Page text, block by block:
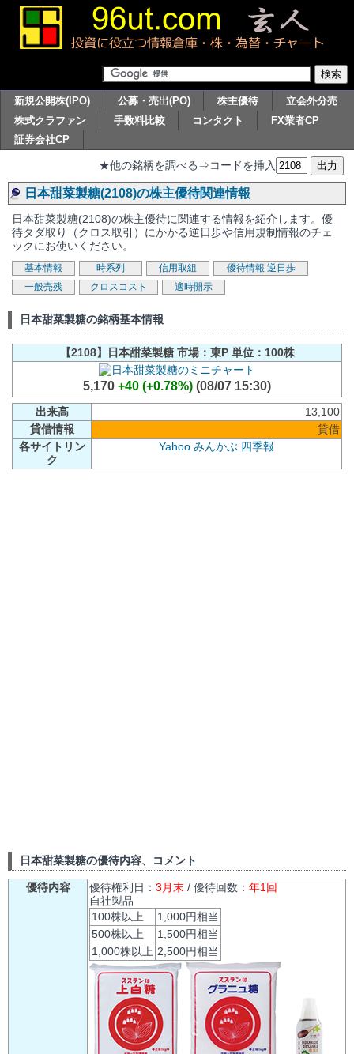
新規公開株(IPO) 公募・売出(PO) 株主優待
立会外分売
株式クラファン
手数料比較 コンタクト
FX業者CP
証券会社CP
★他の銘柄を調べる⇒コードを挿入
日本甜菜製糖(2108)の株主優待関連情報
日本甜菜製糖(2108)の株主優待に関連する情報を紹介します。優
待タダ取り（クロス取引）にかかる逆日歩や信用規制情報のチェ
ックにお使いください。
基本情報 時系列 信用取組 優待情報 逆日歩
一般売残
クロスコスト 適時開示
日本甜菜製糖の銘柄基本情報
【2108】日本甜菜製糖 市場：東P 単位：100株
5,170 +40 (+0.78%) (08/07 15:30)
出来高
13,100
貸借情報
貸借
各サイトリン
ク
Yahoo みんかぶ 四季報
日本甜菜製糖の優待内容、コメント
優待内容 優待権利日： 3月末 / 優待回数： 年1回
自社製品
100株以上
1,000円相当
500株以上
1,500円相当
1,000株以上 2,500円相当